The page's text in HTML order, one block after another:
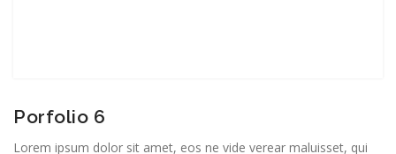
Porfolio 6
Lorem ipsum dolor sit amet, eos ne vide verear maluisset, qui